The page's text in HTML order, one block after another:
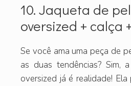
10. Jaqueta de
oversized + calça
Se você ama uma peça de
as duas tendências? Sim,
oversized já é realidade!